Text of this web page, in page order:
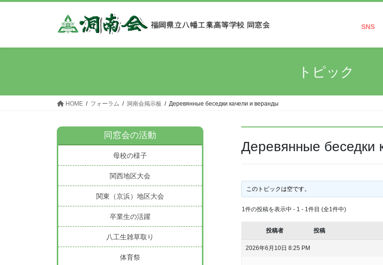
ッ
移
SNS
Facebook
Instagram
トピック
HOME フォーラム 洞南会掲示板 Деревянные беседки качели и веранды
Деревянные беседки
このトピックは空です。
1件の投稿を表示中 - 1 - 1件目 (全1件中)
投稿者 投稿
2026年6月10日 8:25 PM
同窓会の活動
母校の様子
関西地区大会
関東（京浜）地区大会
卒業生の活躍
八工生雑草取り
体育祭